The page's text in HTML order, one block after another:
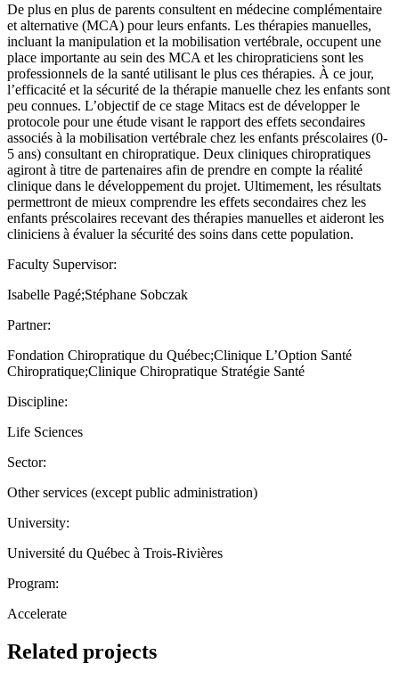
De plus en plus de parents consultent en médecine complémentaire
et alternative (MCA) pour leurs enfants. Les thérapies manuelles,
incluant la manipulation et la mobilisation vertébrale, occupent une
place importante au sein des MCA et les chiropraticiens sont les
professionnels de la santé utilisant le plus ces thérapies. À ce jour,
l’efficacité et la sécurité de la thérapie manuelle chez les enfants sont
peu connues. L’objectif de ce stage Mitacs est de développer le
protocole pour une étude visant le rapport des effets secondaires
associés à la mobilisation vertébrale chez les enfants préscolaires (0-
5 ans) consultant en chiropratique. Deux cliniques chiropratiques
agiront à titre de partenaires afin de prendre en compte la réalité
clinique dans le développement du projet. Ultimement, les résultats
permettront de mieux comprendre les effets secondaires chez les
enfants préscolaires recevant des thérapies manuelles et aideront les
cliniciens à évaluer la sécurité des soins dans cette population.
Faculty Supervisor:
Isabelle Pagé;Stéphane Sobczak
Partner:
Fondation Chiropratique du Québec;Clinique L’Option Santé
Chiropratique;Clinique Chiropratique Stratégie Santé
Discipline:
Life Sciences
Sector:
Other services (except public administration)
University:
Université du Québec à Trois-Rivières
Program:
Accelerate
Related projects